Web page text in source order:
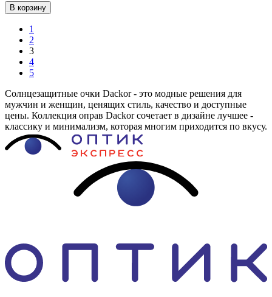
В корзину
1
2
3
4
5
Солнцезащитные очки Dackor - это модные решения для
мужчин и женщин, ценящих стиль, качество и доступные
цены. Коллекция оправ Dackor сочетает в дизайне лучшее -
классику и минимализм, которая многим приходится по вкусу.